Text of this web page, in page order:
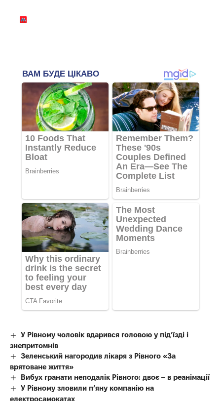
У Рівному чоловік вдарився головою у під’їзді і
знепритомнів
Зеленський нагородив лікаря з Рівного «За
врятоване життя»
Вибух гранати неподалік Рівного: двоє – в реанімації
У Рівному зловили п’яну компанію на
електросамокатах